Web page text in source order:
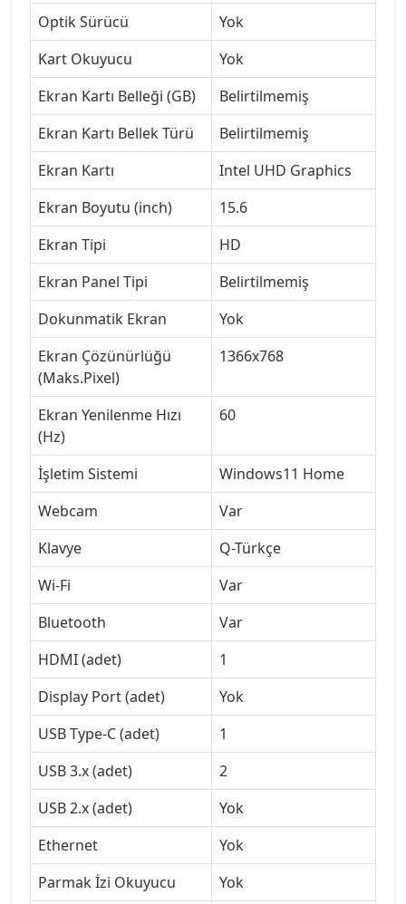
Optik Sürücü
Yok
Kart Okuyucu
Yok
Ekran Kartı Belleği (GB)
Belirtilmemiş
Ekran Kartı Bellek Türü
Belirtilmemiş
Ekran Kartı
Intel UHD Graphics
Ekran Boyutu (inch)
15.6
Ekran Tipi
HD
Ekran Panel Tipi
Belirtilmemiş
Dokunmatik Ekran
Yok
Ekran Çözünürlüğü
(Maks.Pixel)
1366x768
Ekran Yenilenme Hızı
(Hz)
60
İşletim Sistemi
Windows11 Home
Webcam
Var
Klavye
Q-Türkçe
Wi-Fi
Var
Bluetooth
Var
HDMI (adet)
1
Display Port (adet)
Yok
USB Type-C (adet)
1
USB 3.x (adet)
2
USB 2.x (adet)
Yok
Ethernet
Yok
Parmak İzi Okuyucu
Yok